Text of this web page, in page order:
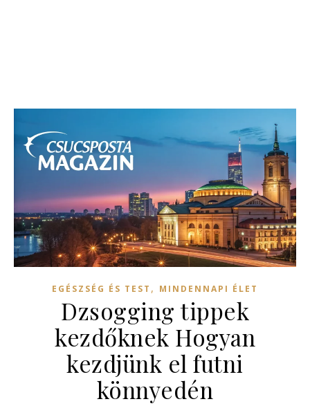
EGÉSZSÉG ÉS TEST , MINDENNAPI ÉLET
Dzsogging tippek
kezdőknek Hogyan
kezdjünk el futni
könnyedén